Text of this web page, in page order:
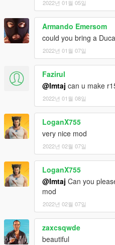
2022년 01월 05일
Armando Emersom
could you bring a
2022년 01월 07일
Fazirul
@Imtaj can u make
2022년 01월 08일
LoganX755
very nice mod
2022년 02월 07일
LoganX755
@Imtaj Can you
mod
2022년 02월 07일
zaxcsqwde
beautiful